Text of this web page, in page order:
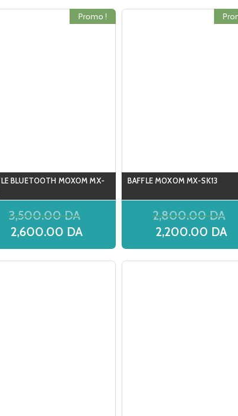
Promo !
BLUETOOTH MOXOM MX-
3,500.00DA
2,600.00 DA
BAFFLE MOXOM MX-SK13
2,800.00DA
2,200.00 DA